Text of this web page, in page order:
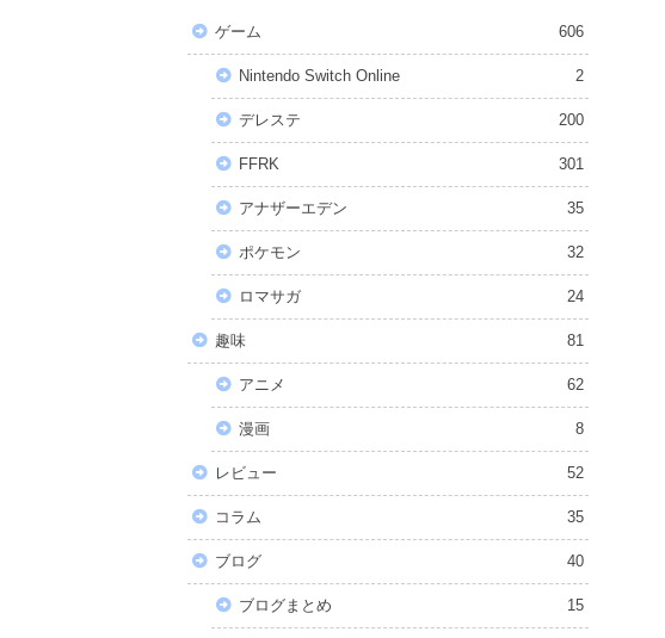
ゲーム 606
Nintendo Switch Online 2
デレステ 200
FFRK 301
アナザーエデン 35
ポケモン 32
ロマサガ 24
趣味 81
アニメ 62
漫画 8
レビュー 52
コラム 35
ブログ 40
ブログまとめ 15